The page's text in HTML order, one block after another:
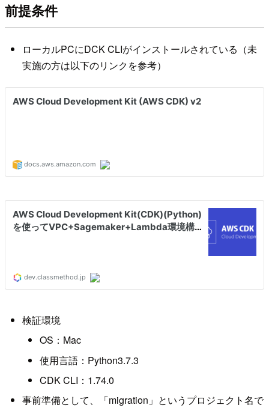
前提条件
ローカルPCにDCK CLIがインストールされている（未
実施の方は以下のリンクを参考）
検証環境
OS：Mac
使用言語：Python3.7.3
CDK CLI：1.74.0
事前準備として、「migration」というプロジェクト名で